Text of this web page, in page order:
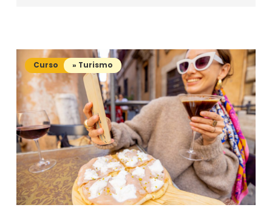
Curso » Turismo